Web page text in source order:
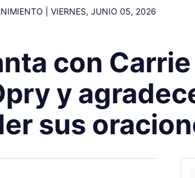
VIERNES, JUNIO 05, 2026
con
y
sus